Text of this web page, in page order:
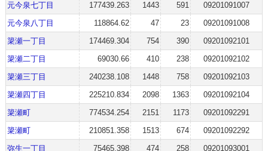
元今泉七丁目
177439.263 1443 591
09201091007
元今泉八丁目
118864.62 47 23
09201091008
簗瀬一丁目
174469.304 754 390
09201092101
簗瀬二丁目
69030.66 410 238
09201092102
簗瀬三丁目
240238.108 1448 758
09201092103
簗瀬四丁目
225210.834 2098 1363
09201092104
簗瀬町
774534.254 2151 1173
09201092291
簗瀬町
210851.358 1513 674
09201092292
弥生一丁目
75465.398 474 258
09201093001